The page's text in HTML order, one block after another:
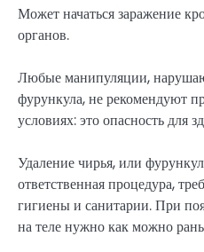
Может начаться заражение
органов.
Любые манипуляции,
фурункула, не рекомендуют
условиях: это опасность для
Удаление чирья, или
ответственная процедура,
гигиены и санитарии. При
на теле нужно как можно